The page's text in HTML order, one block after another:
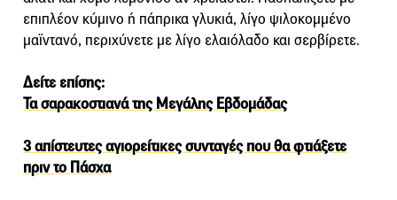
επιπλέον κύµινο ή πάπρικα γλυκιά, λίγο ψιλοκοµµένο
µαϊντανό, περιχύνετε µε λίγο ελαιόλαδο και σερβίρετε.
Δείτε επίσης:
Τα σαρακοστιανά της Μεγάλης Εβδομάδας
3 απίστευτες αγιορείτικες συνταγές που θα φτιάξετε
πριν το Πάσχα